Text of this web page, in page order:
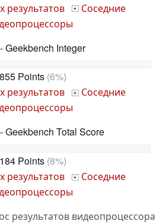
результатов + Соседние
- Geekbench Integer
Points (6%)
результатов + Соседние
- Geekbench Total Score
Points (8%)
результатов + Соседние
результатов видеопроцессора